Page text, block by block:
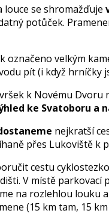
louce se shromažďuje
potůček.
označeno velkým
pít (i když hrníčky
k Novému Dvoru
ke Svatoboru a
nejkratší
přes Lukoviště k
cestu
V místě
na rozlehlou louku
(15 km tam, 15